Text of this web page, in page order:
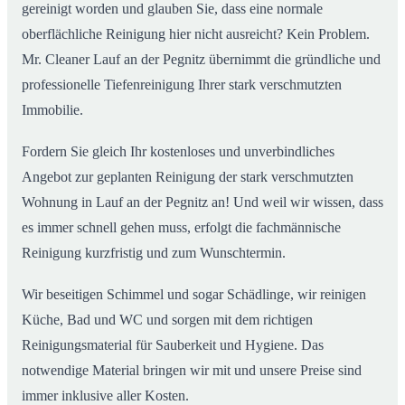
gereinigt worden und glauben Sie, dass eine normale
oberflächliche Reinigung hier nicht ausreicht? Kein Problem.
Mr. Cleaner Lauf an der Pegnitz übernimmt die gründliche und
professionelle Tiefenreinigung Ihrer stark verschmutzten
Immobilie.
Fordern Sie gleich Ihr kostenloses und unverbindliches
Angebot zur geplanten Reinigung der stark verschmutzten
Wohnung in Lauf an der Pegnitz an! Und weil wir wissen, dass
es immer schnell gehen muss, erfolgt die fachmännische
Reinigung kurzfristig und zum Wunschtermin.
Wir beseitigen Schimmel und sogar Schädlinge, wir reinigen
Küche, Bad und WC und sorgen mit dem richtigen
Reinigungsmaterial für Sauberkeit und Hygiene. Das
notwendige Material bringen wir mit und unsere Preise sind
immer inklusive aller Kosten.